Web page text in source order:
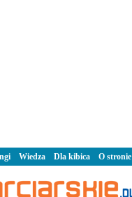
Wiedza Dla kibica O stronie